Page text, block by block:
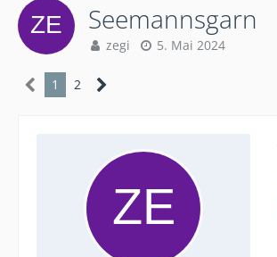
Seemannsgarn
zegi 5. Mai 2024
1 2